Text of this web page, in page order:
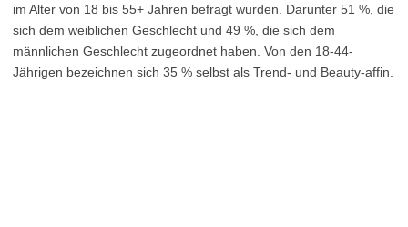
im Alter von 18 bis 55+ Jahren befragt wurden. Darunter 51 %, die
sich dem weiblichen Geschlecht und 49 %, die sich dem
männlichen Geschlecht zugeordnet haben. Von den 18-44-
Jährigen bezeichnen sich 35 % selbst als Trend- und Beauty-affin.